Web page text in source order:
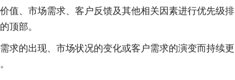
值、市场需求、客户反馈及其他相关因素进行优先级排
顶部。
求的出现、市场状况的变化或客户需求的演变而持续更